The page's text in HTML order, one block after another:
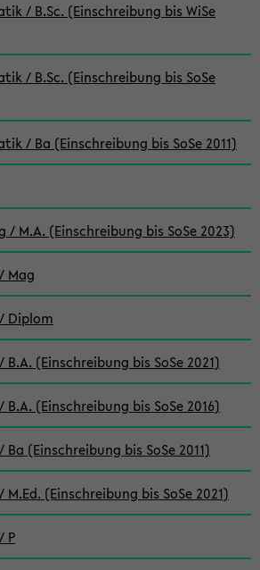
/ B.Sc. (Einschreibung bis WiSe
/ B.Sc. (Einschreibung bis SoSe
/ Ba (Einschreibung bis SoSe 2011)
M.A. (Einschreibung bis SoSe 2023)
Mag
Diplom
(Einschreibung bis SoSe 2021)
(Einschreibung bis SoSe 2016)
(Einschreibung bis SoSe 2011)
(Einschreibung bis SoSe 2021)
P